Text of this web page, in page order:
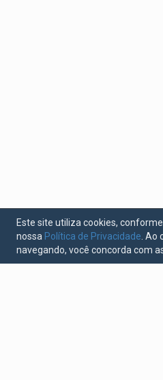
Este site utiliza cookies,
nossa Política de Privacidade .
navegando, você concorda com